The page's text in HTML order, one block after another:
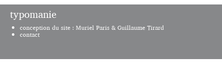
typomanie
conception du site : Muriel Paris & Guillaume Tirard
contact